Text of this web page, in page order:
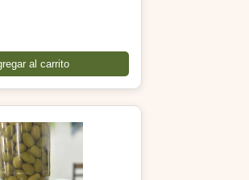
al carrito